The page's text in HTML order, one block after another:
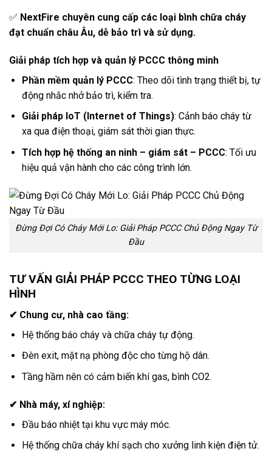
✅ NextFire chuyên cung cấp các loại bình chữa cháy
đạt chuẩn châu Âu, dễ bảo trì và sử dụng.
Giải pháp tích hợp và quản lý PCCC thông minh
Phần mềm quản lý PCCC: Theo dõi tình trạng thiết bị, tự
động nhắc nhở bảo trì, kiểm tra.
Giải pháp IoT (Internet of Things): Cảnh báo cháy từ
xa qua điện thoại, giám sát thời gian thực.
Tích hợp hệ thống an ninh – giám sát – PCCC: Tối ưu
hiệu quả vận hành cho các công trình lớn.
Đừng Đợi Có Cháy Mới Lo: Giải Pháp PCCC Chủ Động Ngay Từ
Đầu
TƯ VẤN GIẢI PHÁP PCCC THEO TỪNG LOẠI
HÌNH
✔ Chung cư, nhà cao tầng:
Hệ thống báo cháy và chữa cháy tự động.
Đèn exit, mặt nạ phòng độc cho từng hộ dân.
Tầng hầm nên có cảm biến khí gas, bình CO2.
✔ Nhà máy, xí nghiệp:
Đầu báo nhiệt tại khu vực máy móc.
Hệ thống chữa cháy khí sạch cho xưởng linh kiện điện tử.